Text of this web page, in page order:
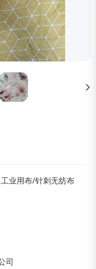
业用布/针刺无纺布
司